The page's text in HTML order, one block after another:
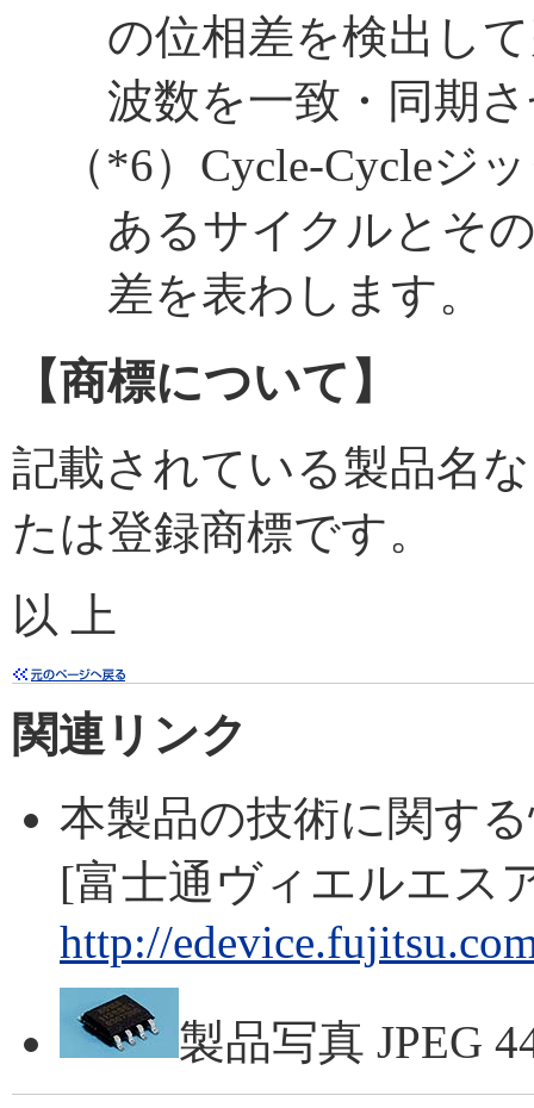
の位相差を検出し
波数を一致・同期
（*6）Cycle-Cycleジ
あるサイクルとそ
差を表わします。
【商標について】
記載されている製品名
たは登録商標です。
以 上
関連リンク
本製品の技術に関す
[富士通ヴィエルエス
http://
製品写真 JPEG